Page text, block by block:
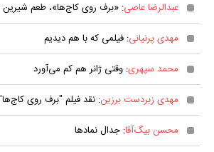
عبدالرضا عاصی: «برف روی کاج‌ها»، طعم
مهدی پرنیانی: فیلمی که با هم دیدیم
محمد سپهری: وقتی ژانر هم کم می‌آورد
مهدی زبردست برزین: نقد فیلم "برف روی
محسن بیگ‌آقا: جدال نمادها